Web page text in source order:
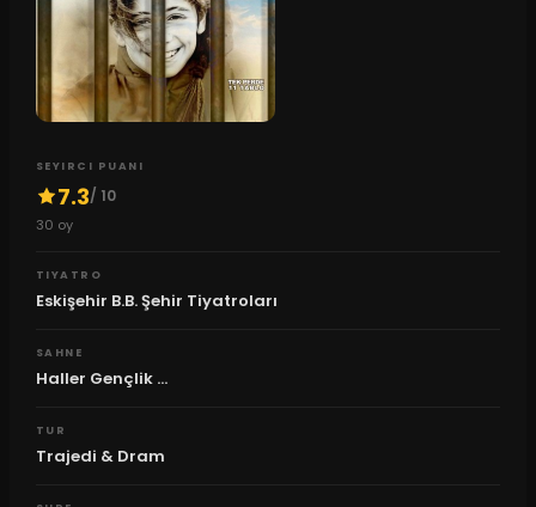
SEYIRCI PUANI
7.3/ 10
30 oy
TIYATRO
Eskişehir B.B. Şehir Tiyatroları
SAHNE
Haller Gençlik ...
TUR
Trajedi & Dram